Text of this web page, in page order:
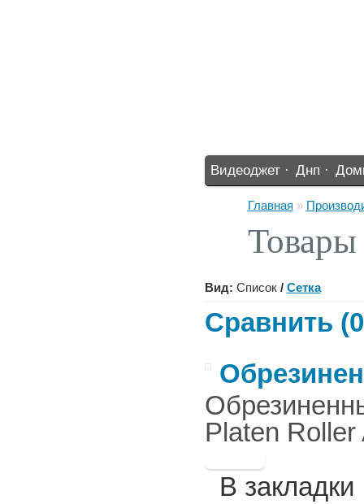
Видеоджет · Днп ·
Главная »
Вид: Список / Сетка
Сравнить
Platen Roller
В закладки